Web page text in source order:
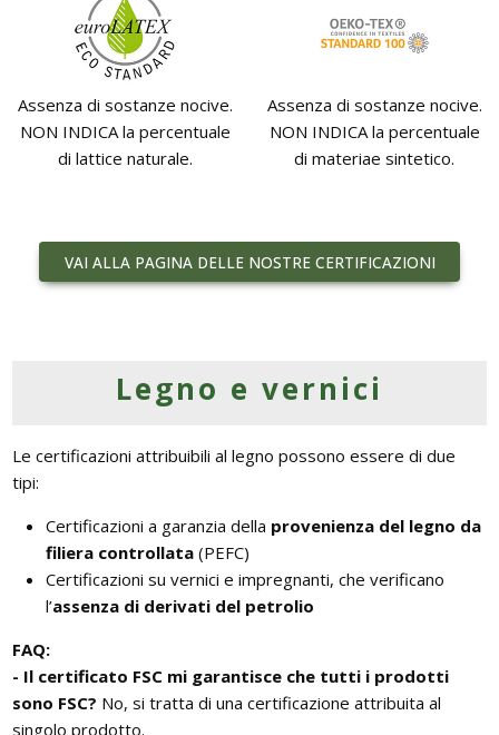
Assenza di sostanze nocive.
NON INDICA la percentuale
di lattice naturale.
Assenza di sostanze nocive.
NON INDICA la percentuale
di materiae sintetico.
VAI ALLA PAGINA DELLE NOSTRE CERTIFICAZIONI
Legno e vernici
Le certificazioni attribuibili al legno possono essere di due
tipi:
Certificazioni a garanzia della provenienza del legno da
filiera controllata (PEFC)
Certificazioni su vernici e impregnanti, che verificano
l’assenza di derivati del petrolio
FAQ:
- Il certificato FSC mi garantisce che tutti i prodotti
sono FSC? No, si tratta di una certificazione attribuita al
singolo prodotto.